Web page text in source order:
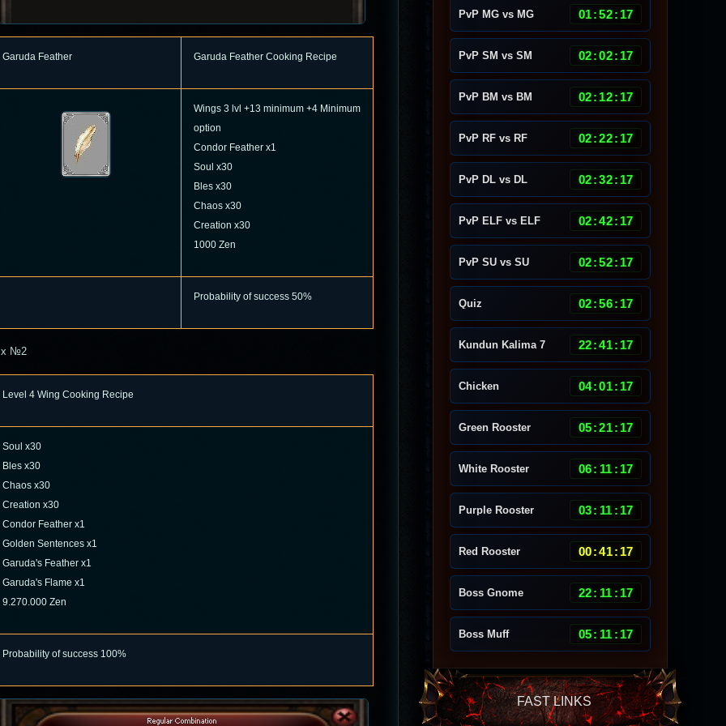
Garuda Feather Garuda Feather Cooking Recipe
Wings 3 lvl +13 minimum +4 Minimum
option
Condor Feather x1
Soul x30
Bles x30
Chaos x30
Creation x30
1000 Zen
Probability of success 50%
№2
Level 4 Wing Cooking Recipe
Soul x30
Bles x30
Chaos x30
Creation x30
Condor Feather x1
Golden Sentences x1
Garuda's Feather x1
Garuda's Flame x1
9.270.000 Zen
Probability of success 100%
PvP MG vs MG 01:52: 14
PvP SM vs SM 02:02: 14
PvP BM vs BM 02: 12: 14
PvP RF vs RF 02:22: 14
PvP DL vs DL 02:32: 14
PvP ELF vs ELF 02:42: 14
PvP SU vs SU 02:52: 14
Quiz 02:56: 14
Kundun Kalima 7 22:41: 14
Chicken 04:01: 14
Green Rooster 05:21: 14
White Rooster 06: 11 : 14
Purple Rooster 03: 11 : 14
Red Rooster 00:41: 14
Boss Gnome 22: 11 : 14
Boss Muff 05: 11 : 14
FAST LINKS